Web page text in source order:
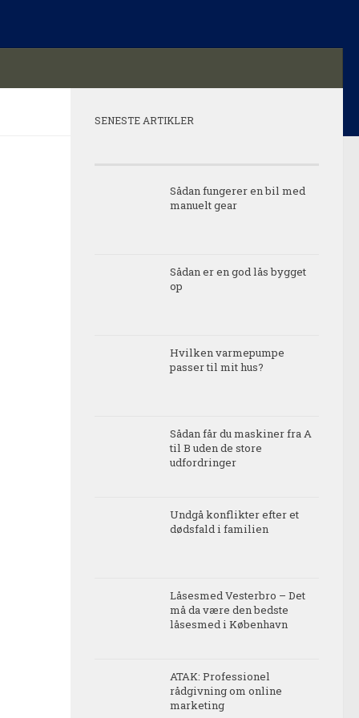
SENESTE ARTIKLER
Sådan fungerer en bil med
manuelt gear
Sådan er en god lås bygget
op
Hvilken varmepumpe
passer til mit hus?
Sådan får du maskiner fra A
til B uden de store
udfordringer
Undgå konflikter efter et
dødsfald i familien
Låsesmed Vesterbro – Det
må da være den bedste
låsesmed i København
ATAK: Professionel
rådgivning om online
marketing